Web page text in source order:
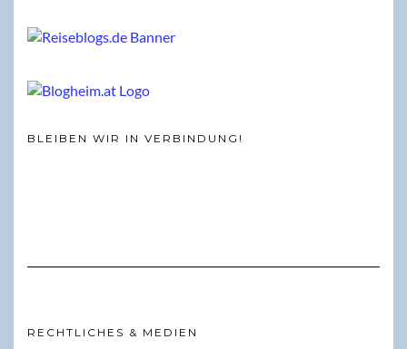
BLEIBEN WIR IN VERBINDUNG!
RECHTLICHES & MEDIEN